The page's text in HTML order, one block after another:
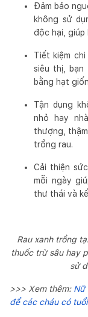
Đảm bảo
không sử
độc hại, giúp
Tiết kiệm
siêu thị,
bằng hạt
Tận dụng
nhỏ hay
thượng,
trồng rau.
Cải thiện
mỗi ngày
thư thái và
Rau xanh trồng
thuốc trừ sâu hay
sử
>>> Xem thêm: Nữ
để các cháu có